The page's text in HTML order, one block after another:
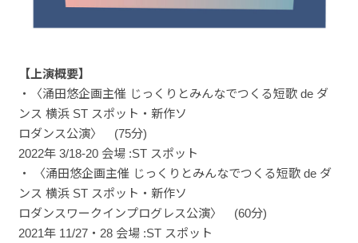
【上演概要】
・〈涌田悠企画主催 じっくりとみんなでつくる短歌 de ダ
ンス 横浜 ST スポット・新作ソ
ロダンス公演〉 (75分)
2022年 3/18‐20 会場 :ST スポット
・ 〈涌田悠企画主催 じっくりとみんなでつくる短歌 de ダ
ンス 横浜 ST スポット・新作ソ
ロダンスワークインプログレス公演〉 (60分)
2021年 11/27・28 会場 :ST スポット